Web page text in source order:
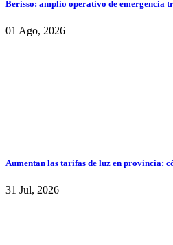
Berisso: amplio operativo de emergencia
01 Ago, 2026
Aumentan las tarifas de luz en provincia:
31 Jul, 2026